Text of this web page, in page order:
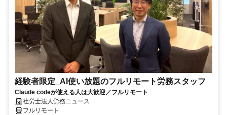
経験者限定_AI使い放題のフルリモート労務スタッフ
Claude codeが使える人は大歓迎／フルリモート
社労士法人労務ニュース
フルリモート